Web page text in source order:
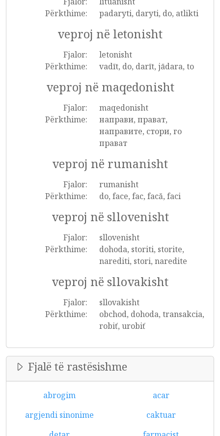
Përkthime:
padaryti, daryti, do, atlikti
veproj në letonisht
Fjalor:
letonisht
Përkthime:
vadīt, do, darīt, jādara, to
veproj në maqedonisht
Fjalor:
maqedonisht
Përkthime:
направи, прават,
направите, стори, го
прават
veproj në rumanisht
Fjalor:
rumanisht
Përkthime:
do, face, fac, facă, faci
veproj në sllovenisht
Fjalor:
sllovenisht
Përkthime:
dohoda, storiti, storite,
narediti, stori, naredite
veproj në sllovakisht
Fjalor:
sllovakisht
Përkthime:
obchod, dohoda, transakcia,
robiť, urobiť
Fjalë të rastësishme
abrogim
acar
argjendi sinonime
caktuar